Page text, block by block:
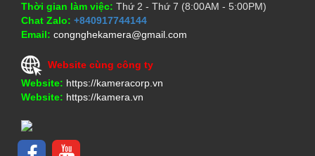
Thời gian làm việc: Thứ 2 - Thứ 7 (8:00AM - 5:00PM)
Chat Zalo: +840917744144
Email: congnghekamera@gmail.com
Website cùng công ty
Website: https://kameracorp.vn
Website: https://kamera.vn